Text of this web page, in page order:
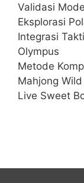
Validasi
Eksplorasi
Integrasi
Olympus
Metode
Mahjong
Live Sweet